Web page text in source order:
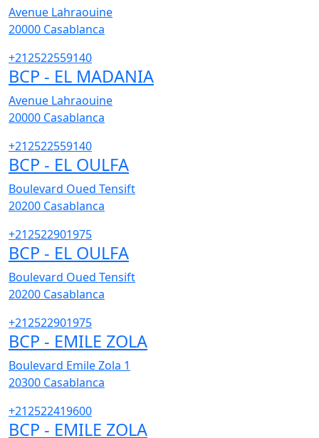
Avenue Lahraouine
20000 Casablanca
+212522559140
BCP - EL MADANIA
Avenue Lahraouine
20000 Casablanca
+212522559140
BCP - EL OULFA
Boulevard Oued Tensift
20200 Casablanca
+212522901975
BCP - EL OULFA
Boulevard Oued Tensift
20200 Casablanca
+212522901975
BCP - EMILE ZOLA
Boulevard Emile Zola 1
20300 Casablanca
+212522419600
BCP - EMILE ZOLA